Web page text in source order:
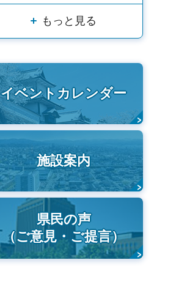
もっと見る
イベントカレンダー
施設案内
県民の声
（ご意見・ご提言）